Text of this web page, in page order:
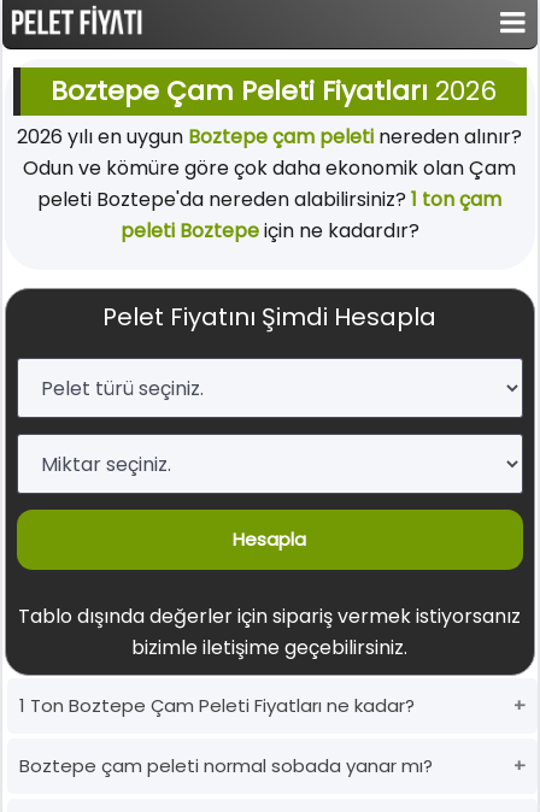
Boztepe Çam Peleti Fiyatları 2026
2026 yılı en uygun Boztepe çam peleti nereden alınır?
Odun ve kömüre göre çok daha ekonomik olan Çam
peleti Boztepe'da nereden alabilirsiniz?1 ton çam
peleti Boztepeiçin ne kadardır?
Pelet Fiyatını Şimdi Hesapla
Hesapla
Tablo dışında değerler için sipariş vermek istiyorsanız
bizimle iletişime geçebilirsiniz.
1 Ton Boztepe Çam Peleti Fiyatları ne kadar?
Boztepe çam peleti normal sobada yanar mı?